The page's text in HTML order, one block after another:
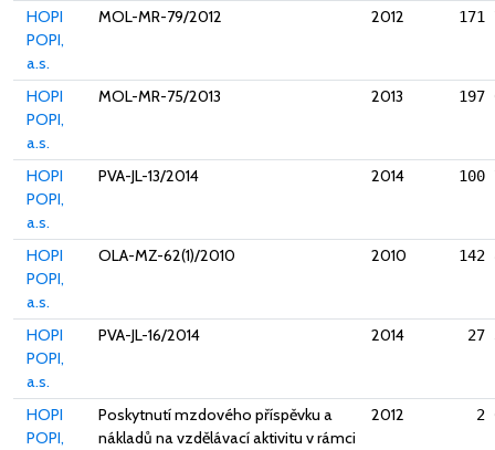
HOPI
POPI,
a.s.
MOL-MR-79/2012 2012 171
HOPI
POPI,
a.s.
MOL-MR-75/2013 2013 197
HOPI
POPI,
a.s.
PVA-JL-13/2014 2014 100
HOPI
POPI,
a.s.
OLA-MZ-62(1)/2010 2010 142
HOPI
POPI,
a.s.
PVA-JL-16/2014 2014 27
HOPI
POPI,
Poskytnutí mzdového příspěvku a
nákladů na vzdělávací aktivitu v rámci
2012 2